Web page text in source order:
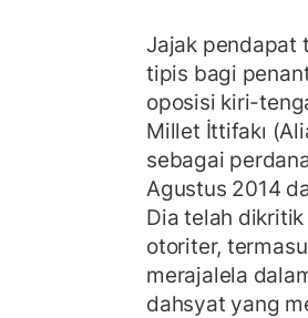
Jajak pendapat
tipis bagi
oposisi kiri-
Millet İttifakı
sebagai
Agustus 2014
Dia telah
otoriter,
merajalela
dahsyat yang